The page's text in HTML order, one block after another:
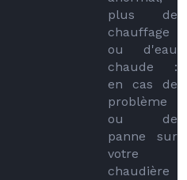
plus de
chauffage
ou d'eau
chaude :
en cas de
problème
ou de
panne sur
votre
chaudière